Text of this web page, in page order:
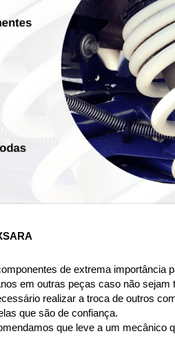
de extrema importância
em outras peças caso não sejam
realizar a troca de outros
que são de confiança.
que leve a um mecânico